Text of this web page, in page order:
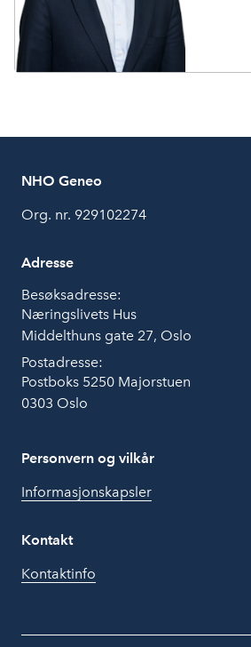
NHO Geneo
Org. nr. 929102274
Adresse
Besøksadresse:
Næringslivets Hus
Middelthuns gate 27, Oslo
Postadresse:
Postboks 5250 Majorstuen
0303 Oslo
Personvern og vilkår
Informasjonskapsler
Kontakt
Kontaktinfo